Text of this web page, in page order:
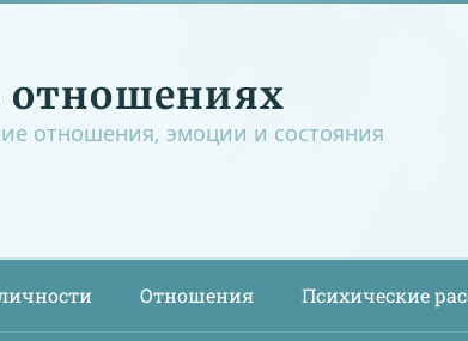
отношения, эмоции и состояния
Отношения Психические